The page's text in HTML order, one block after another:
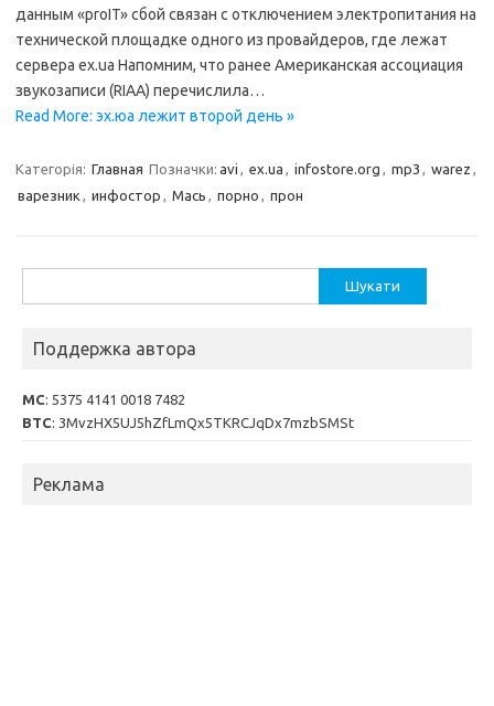
данным «proIT» сбой связан с отключением электропитания на
технической площадке одного из провайдеров, где лежат
сервера ex.ua Напомним, что ранее Американская ассоциация
звукозаписи (RIAA) перечислила…
Read More: эх.юа лежит второй день »
Категорія: Главная Позначки: avi , ex.ua , infostore.org , mp3 , warez ,
варезник , инфостор , Мась , порно , прон
Поддержка автора
MC: 5375 4141 0018 7482
BTC: 3MvzHX5UJ5hZfLmQx5TKRCJqDx7mzbSMSt
Реклама